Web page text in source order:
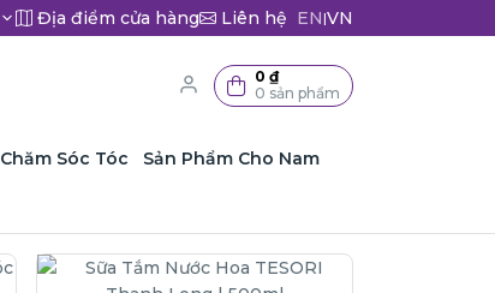
Địa điểm cửa hàng Liên hệ EN|VN
0 ₫
0 sản phẩm
Chăm Sóc Tóc Sản Phẩm Cho Nam